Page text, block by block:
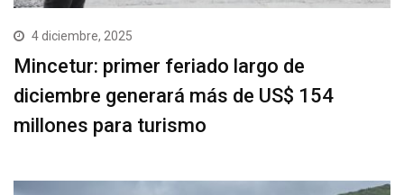
4 diciembre, 2025
Mincetur: primer feriado largo de
diciembre generará más de US$ 154
millones para turismo